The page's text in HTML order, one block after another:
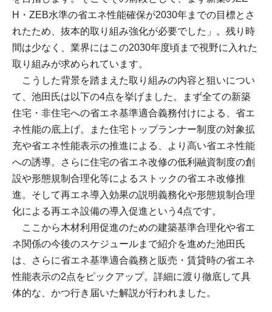
H・ZEB水準の省エネ性能確保が2030年までの目標とさ
れたため、抜本的取り組み強化が必要でした」。残り時
間は少なく、業界にはこの2030年度頃まで視野に入れた
取り組みが求められています。
こうした背景を踏まえた取り組みの内容と狙いについ
て、池田氏は以下の4点を挙げました。まず全ての新築
住宅・非住宅への省エネ基準適合義務付けによる、省エ
ネ性能の底上げ。また住宅トップランナー制度の対象拡
充や省エネ性能表示の推進による、より高い省エネ性能
への誘導。さらに住宅の省エネ改修の低利融資制度の創
設や形態規制合理化等によるストックの省エネ改修推
進。そして再エネ導入効果の説明義務化や形態規制合理
化による再エネ設備の導入促進という4点です。
ここから木材利用促進のための建築基準合理化や省エ
ネ関係の今後のスケジュールまで紹介を進めた池田氏
は、さらに省エネ基準適合義務と販売・賃貸時の省エネ
性能表示の2点をピックアップ。詳細に渡り徹底して具
体的な、かつ行き届いた解説が行われました。